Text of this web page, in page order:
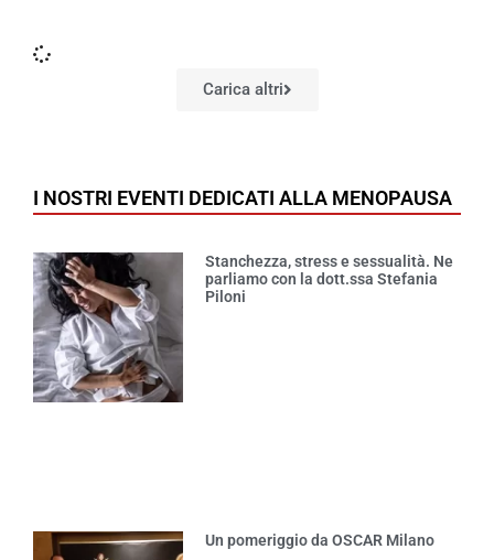
Carica altri
I NOSTRI EVENTI DEDICATI ALLA MENOPAUSA
Stanchezza, stress e sessualità. Ne
parliamo con la dott.ssa Stefania
Piloni
Un pomeriggio da OSCAR Milano